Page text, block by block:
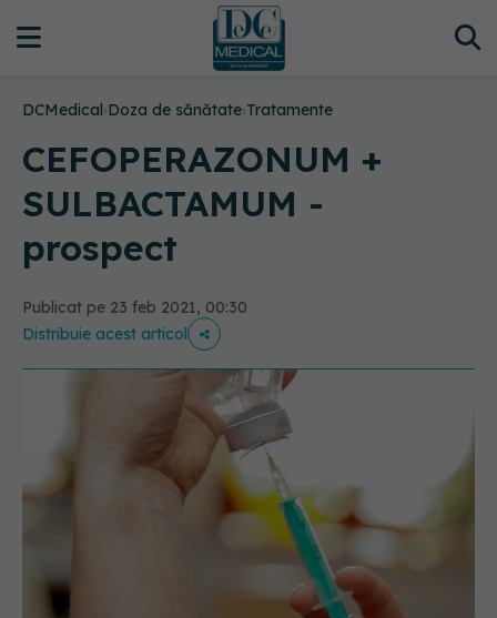
DCMedical›Doza de sănătate›Tratamente
CEFOPERAZONUM +
SULBACTAMUM -
prospect
Publicat pe 23 feb 2021, 00:30
Distribuie acest articol